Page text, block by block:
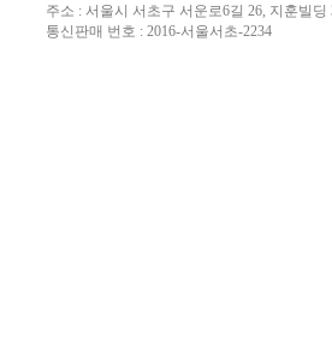
주소 : 서울시 서초구 서운로6길 26, 지훈빌딩
통신판매 번호 : 2016-서울서초-2234